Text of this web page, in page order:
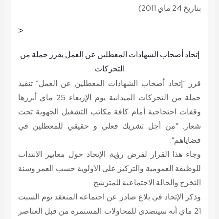
بتاريخ 24 ماي 2011)
<
إتحاد أصحاب الشهادات المعطلين عن العمل يقرر جملة من
التحركات
قرر “إتحاد أصحاب الشهادات المعطلين عن العمل” تنفيذ
جملة من التحركات الميدانية يوم الإربعاء 25 ماي أبرزها
وقفات احتجاجية أمام كافة مكاتب التشغيل الجهوية تحت
شعار: “من أجل تشريك فعلي و حقيقي للمعطلين في
قضاياهم”.
وجاء هذا القرار لفرض رؤية الإتحاد حول معايير الانتداب
للوظيفة العمومية والتركيز على الأولوية حسب العمر وسنة
التخرج والحالة الاجتماعية للمترشح.
وذكر الإتحاد في بلاغ صادر عن اجتماعه المنعقد يوم السبت
21 ماي أنه سيتصدى للمحاولات المستمرة من قبل العناصر